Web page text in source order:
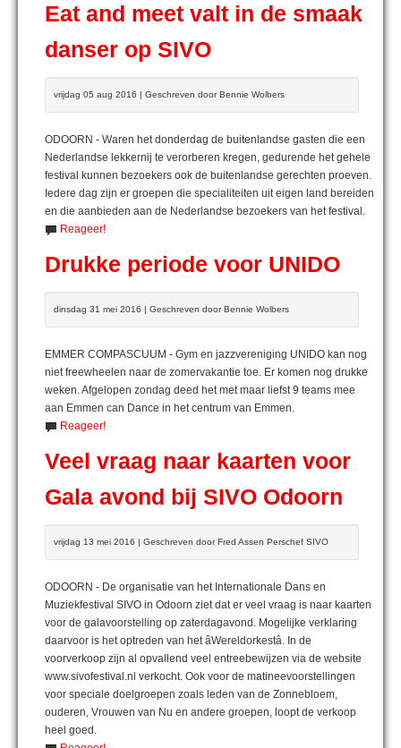
Eat and meet valt in de smaak
danser op SIVO
vrijdag 05 aug 2016 | Geschreven door Bennie Wolbers
ODOORN - Waren het donderdag de buitenlandse gasten die een
Nederlandse lekkernij te verorberen kregen, gedurende het gehele
festival kunnen bezoekers ook de buitenlandse gerechten proeven.
Iedere dag zijn er groepen die specialiteiten uit eigen land bereiden
en die aanbieden aan de Nederlandse bezoekers van het festival.
Reageer!
Drukke periode voor UNIDO
dinsdag 31 mei 2016 | Geschreven door Bennie Wolbers
EMMER COMPASCUUM - Gym en jazzvereniging UNIDO kan nog
niet freewheelen naar de zomervakantie toe. Er komen nog drukke
weken. Afgelopen zondag deed het met maar liefst 9 teams mee
aan Emmen can Dance in het centrum van Emmen.
Reageer!
Veel vraag naar kaarten voor
Gala avond bij SIVO Odoorn
vrijdag 13 mei 2016 | Geschreven door Fred Assen Perschef SIVO
ODOORN - De organisatie van het Internationale Dans en
Muziekfestival SIVO in Odoorn ziet dat er veel vraag is naar kaarten
voor de galavoorstelling op zaterdagavond. Mogelijke verklaring
daarvoor is het optreden van het âWereldorkestâ. In de
voorverkoop zijn al opvallend veel entreebewijzen via de website
www.sivofestival.nl verkocht. Ook voor de matineevoorstellingen
voor speciale doelgroepen zoals leden van de Zonnebloem,
ouderen, Vrouwen van Nu en andere groepen, loopt de verkoop
heel goed.